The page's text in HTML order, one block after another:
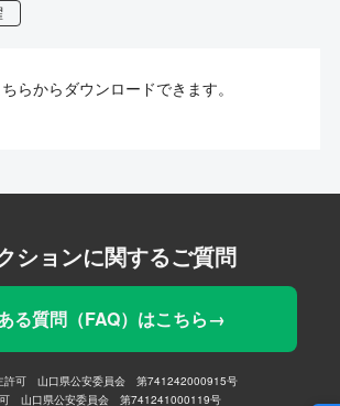
らからダウンロードできます。
ションに関するご質問
る質問（FAQ）はこちら→
許可 山口県公安委員会 第741242000915号
山口県公安委員会 第741241000119号